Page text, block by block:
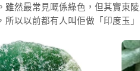
然最常見嘅係綠色，但其實東
以以前都有人叫佢做「印度玉」